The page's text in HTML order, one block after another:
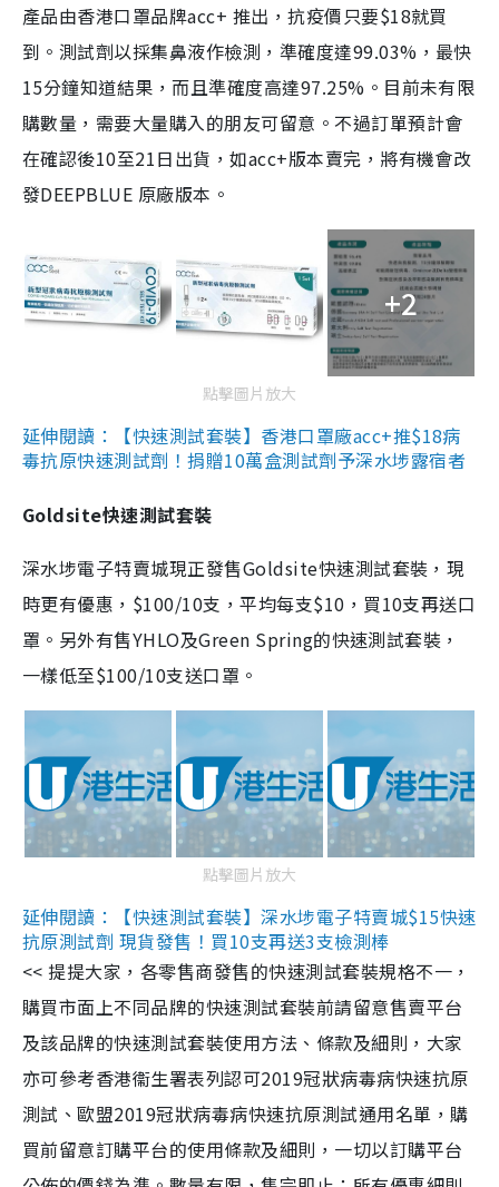
產品由香港口罩品牌acc+ 推出，抗疫價只要$18就買
到。測試劑以採集鼻液作檢測，準確度達99.03%，最快
15分鐘知道結果，而且準確度高達97.25%。目前未有限
購數量，需要大量購入的朋友可留意。不過訂單預計會
在確認後10至21日出貨，如acc+版本賣完，將有機會改
發DEEPBLUE 原廠版本。
+2
點擊圖片放大
延伸閱讀：【快速測試套裝】香港口罩廠acc+推$18病
毒抗原快速測試劑！捐贈10萬盒測試劑予深水埗露宿者
Goldsite快速測試套裝
深水埗電子特賣城現正發售Goldsite快速測試套裝，現
時更有優惠，$100/10支，平均每支$10，買10支再送口
罩。另外有售YHLO及Green Spring的快速測試套裝，
一樣低至$100/10支送口罩。
點擊圖片放大
延伸閱讀：【快速測試套裝】深水埗電子特賣城$15快速
抗原測試劑 現貨發售！買10支再送3支檢測棒
<< 提提大家，各零售商發售的快速測試套裝規格不一，
購買市面上不同品牌的快速測試套裝前請留意售賣平台
及該品牌的快速測試套裝使用方法、條款及細則，大家
亦可參考香港衞生署表列認可2019冠狀病毒病快速抗原
測試、歐盟2019冠狀病毒病快速抗原測試通用名單，購
買前留意訂購平台的使用條款及細則，一切以訂購平台